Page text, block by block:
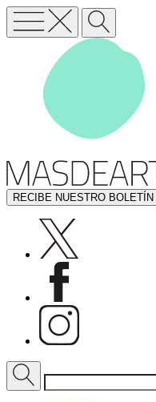
RECIBE NUESTRO BOLETÍN